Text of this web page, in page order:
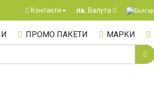
Контакти лв. Валута
ПРОМО ПАКЕТИ МАРКИ